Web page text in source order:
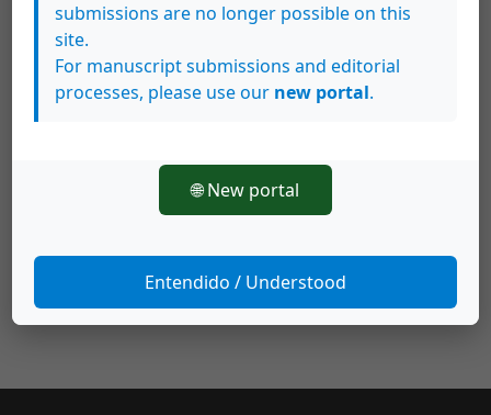
Artículos similares
Randall Andrés Chaves Zamora,¡No más
Anuario de Estudios Centroamericanos:
Vol. 46 (2020): Volumen 46 (enero-diciembre)
artículo.
submissions are no longer possible on this
site.
For manuscript submissions and editorial
processes, please use our new portal.
🌐 New portal
Entendido / Understood